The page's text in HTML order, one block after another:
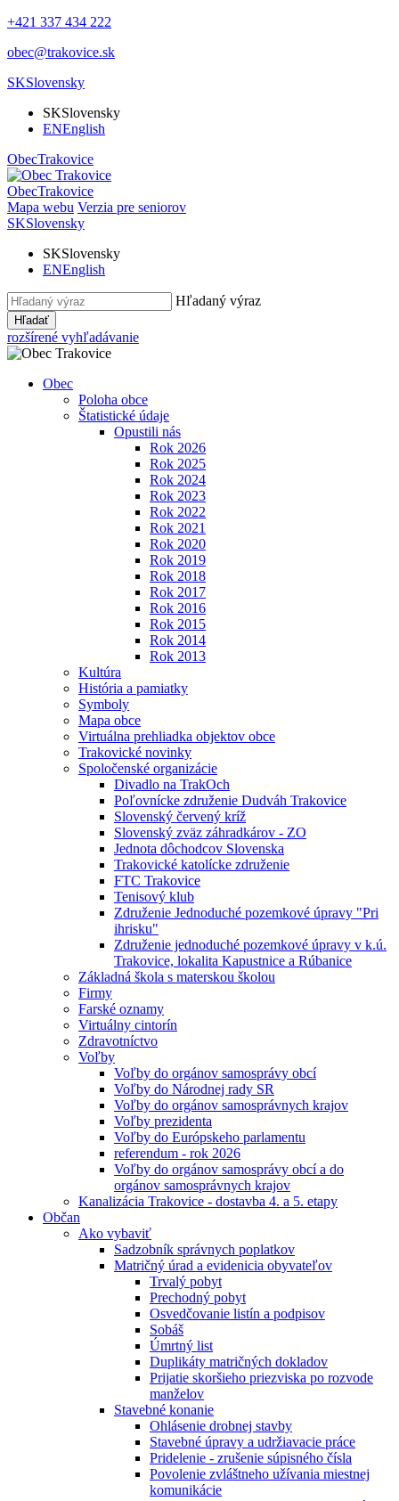
+421 337 434 222
obec@trakovice.sk
SKSlovensky
SKSlovensky
ENEnglish
ObecTrakovice
ObecTrakovice
Mapa webu Verzia pre seniorov
SKSlovensky
SKSlovensky
ENEnglish
Hľadaný výraz
Hľadať
rozšírené vyhľadávanie
Obec
Poloha obce
Štatistické údaje
Opustili nás
Rok 2026
Rok 2025
Rok 2024
Rok 2023
Rok 2022
Rok 2021
Rok 2020
Rok 2019
Rok 2018
Rok 2017
Rok 2016
Rok 2015
Rok 2014
Rok 2013
Kultúra
História a pamiatky
Symboly
Mapa obce
Virtuálna prehliadka objektov obce
Trakovické novinky
Spoločenské organizácie
Divadlo na TrakOch
Poľovnícke združenie Dudváh Trakovice
Slovenský červený kríž
Slovenský zväz záhradkárov - ZO
Jednota dôchodcov Slovenska
Trakovické katolícke združenie
FTC Trakovice
Tenisový klub
Združenie Jednoduché pozemkové úpravy "Pri
ihrisku"
Združenie jednoduché pozemkové úpravy v k.ú.
Trakovice, lokalita Kapustnice a Rúbanice
Základná škola s materskou školou
Firmy
Farské oznamy
Virtuálny cintorín
Zdravotníctvo
Voľby
Voľby do orgánov samosprávy obcí
Voľby do Národnej rady SR
Voľby do orgánov samosprávnych krajov
Voľby prezidenta
Voľby do Európskeho parlamentu
referendum - rok 2026
Voľby do orgánov samosprávy obcí a do
orgánov samosprávnych krajov
Kanalizácia Trakovice - dostavba 4. a 5. etapy
Občan
Ako vybaviť
Sadzobník správnych poplatkov
Matričný úrad a evidenicia obyvateľov
Trvalý pobyt
Prechodný pobyt
Osvedčovanie listín a podpisov
Sobáš
Úmrtný list
Duplikáty matričných dokladov
Prijatie skoršieho priezviska po rozvode
manželov
Stavebné konanie
Ohlásenie drobnej stavby
Stavebné úpravy a udržiavacie práce
Pridelenie - zrušenie súpisného čísla
Povolenie zvláštneho užívania miestnej
komunikácie